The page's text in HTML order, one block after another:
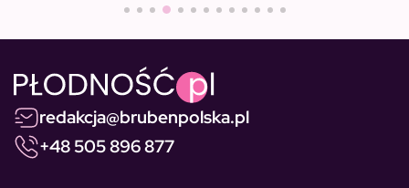
redakcja@brubenpolska.pl
+48 505 896 877